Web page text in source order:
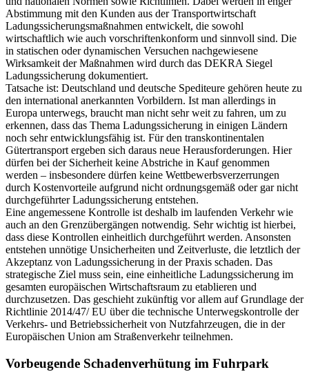
Abstimmung mit den Kunden aus der Transportwirtschaft
Ladungssicherungsmaßnahmen entwickelt, die sowohl
wirtschaftlich wie auch vorschriftenkonform und sinnvoll sind. Die
in statischen oder dynamischen Versuchen nachgewiesene
Wirksamkeit der Maßnahmen wird durch das DEKRA Siegel
Ladungssicherung dokumentiert.
Tatsache ist: Deutschland und deutsche Spediteure gehören heute zu
den international anerkannten Vorbildern. Ist man allerdings in
Europa unterwegs, braucht man nicht sehr weit zu fahren, um zu
erkennen, dass das Thema Ladungssicherung in einigen Ländern
noch sehr entwicklungsfähig ist. Für den transkontinentalen
Gütertransport ergeben sich daraus neue Herausforderungen. Hier
dürfen bei der Sicherheit keine Abstriche in Kauf genommen
werden – insbesondere dürfen keine Wettbewerbsverzerrungen
durch Kostenvorteile aufgrund nicht ordnungsgemäß oder gar nicht
durchgeführter Ladungssicherung entstehen.
Eine angemessene Kontrolle ist deshalb im laufenden Verkehr wie
auch an den Grenzübergängen notwendig. Sehr wichtig ist hierbei,
dass diese Kontrollen einheitlich durchgeführt werden. Ansonsten
entstehen unnötige Unsicherheiten und Zeitverluste, die letztlich der
Akzeptanz von Ladungssicherung in der Praxis schaden. Das
strategische Ziel muss sein, eine einheitliche Ladungssicherung im
gesamten europäischen Wirtschaftsraum zu etablieren und
durchzusetzen. Das geschieht zukünftig vor allem auf Grundlage der
Richtlinie 2014/47/ EU über die technische Unterwegskontrolle der
Verkehrs- und Betriebssicherheit von Nutzfahrzeugen, die in der
Europäischen Union am Straßenverkehr teilnehmen.
Vorbeugende Schadenverhütung im Fuhrpark